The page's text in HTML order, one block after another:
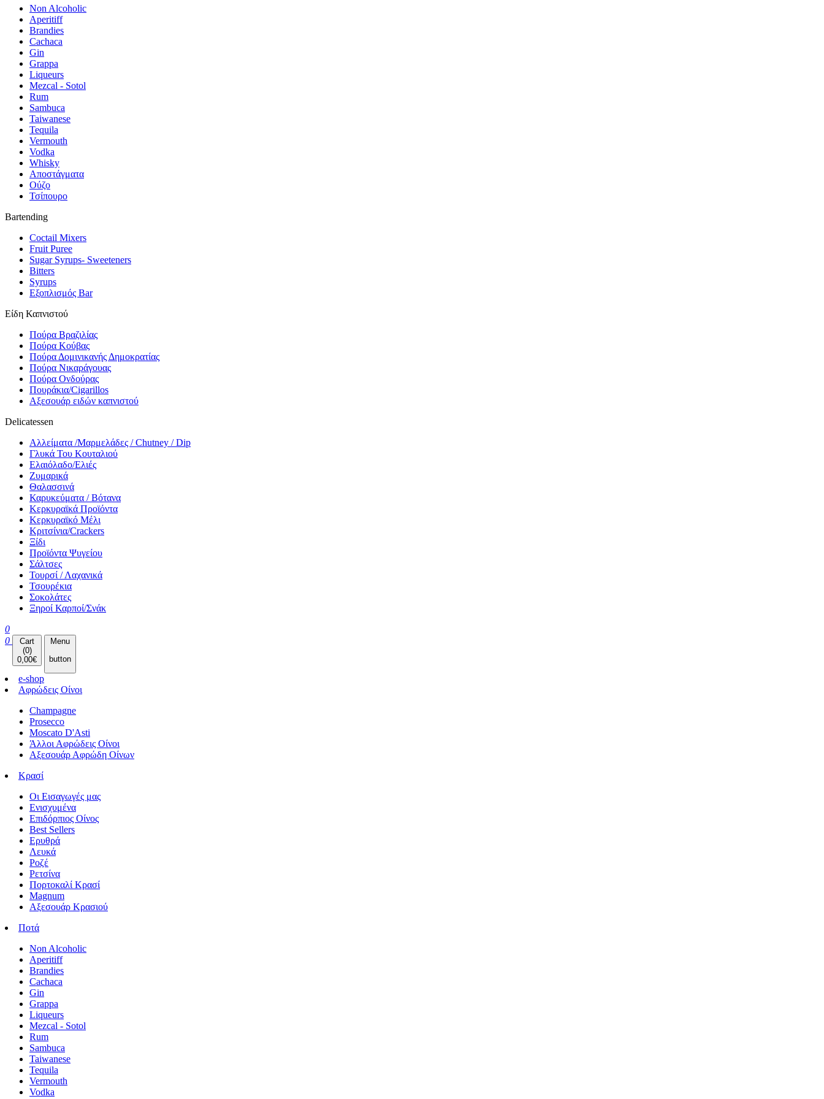
Non Alcoholic
Aperitiff
Brandies
Cachaca
Gin
Grappa
Liqueurs
Mezcal - Sotol
Rum
Sambuca
Taiwanese
Tequila
Vermouth
Vodka
Whisky
Αποστάγματα
Ούζο
Τσίπουρο
Bartending
Coctail Mixers
Fruit Puree
Sugar Syrups- Sweeteners
Bitters
Syrups
Εξοπλισμός Bar
Είδη Καπνιστού
Πούρα Βραζιλίας
Πούρα Κούβας
Πούρα Δομινικανής Δημοκρατίας
Πούρα Νικαράγουας
Πούρα Ονδούρας
Πουράκια/Cigarillos
Αξεσουάρ ειδών καπνιστού
Delicatessen
Αλλείματα /Μαρμελάδες / Chutney / Dip
Γλυκά Του Κουταλιού
Ελαιόλαδο/Ελιές
Ζυμαρικά
Θαλασσινά
Καρυκεύματα / Βότανα
Κερκυραϊκά Προϊόντα
Κερκυραϊκό Μέλι
Κριτσίνια/Crackers
Ξίδι
Προϊόντα Ψυγείου
Σάλτσες
Τουρσί / Λαχανικά
Τσουρέκια
Σοκολάτες
Ξηροί Καρποί/Σνάκ
0
0
Cart
(0)
0,00€
Menu
button
e-shop
Αφρώδεις Οίνοι
Champagne
Prosecco
Moscato D'Asti
Άλλοι Αφρώδεις Οίνοι
Αξεσουάρ Αφρώδη Οίνων
Κρασί
Οι Εισαγωγές μας
Ενισχυμένα
Επιδόρπιος Οίνος
Best Sellers
Ερυθρά
Λευκά
Ροζέ
Ρετσίνα
Πορτοκαλί Κρασί
Magnum
Αξεσουάρ Κρασιού
Ποτά
Non Alcoholic
Aperitiff
Brandies
Cachaca
Gin
Grappa
Liqueurs
Mezcal - Sotol
Rum
Sambuca
Taiwanese
Tequila
Vermouth
Vodka